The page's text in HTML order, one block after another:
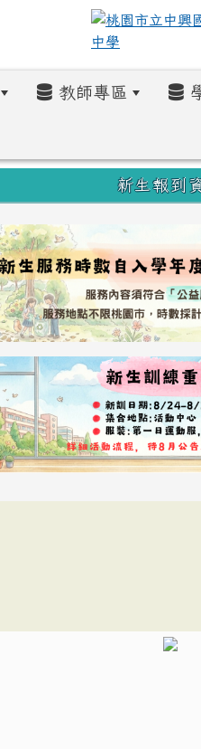
教師專區
新生報到